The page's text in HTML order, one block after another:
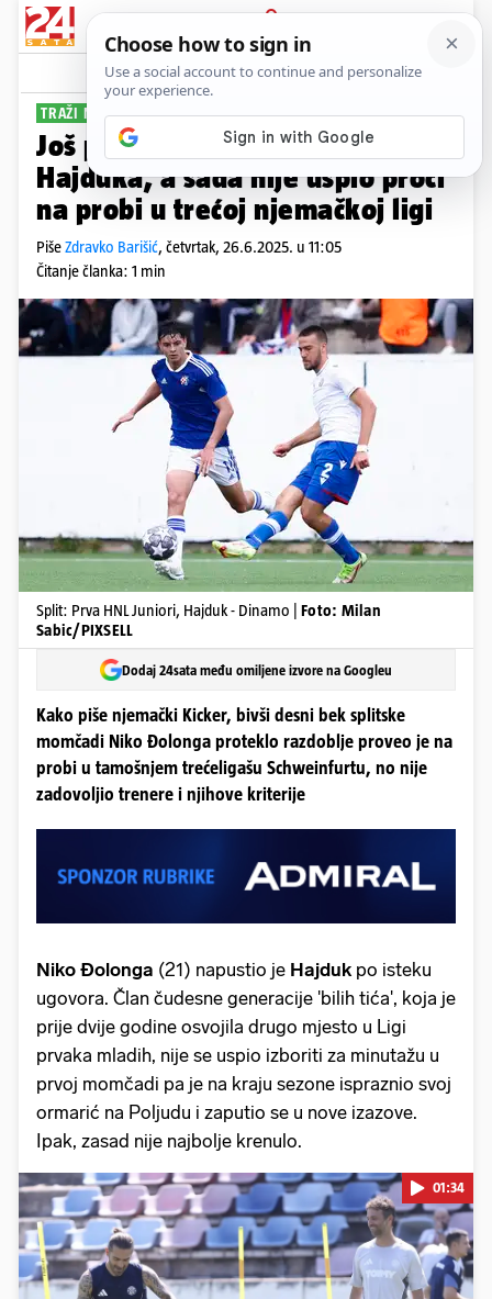
PRIJAVA
Sport Komentari
TRAŽI NOVI KLUB
Još prošle sezone bio je član
Hajduka, a sada nije uspio proći
na probi u trećoj njemačkoj ligi
PišeZdravko Barišić, četvrtak, 26.6.2025. u 11:05
Čitanje članka: 1 min
Split: Prva HNL Juniori, Hajduk - Dinamo | Foto: Milan
Sabic/PIXSELL
Dodaj 24sata među omiljene izvore na Googleu
Kako piše njemački Kicker, bivši desni bek splitske
momčadi Niko Đolonga proteklo razdoblje proveo je na
probi u tamošnjem trećeligašu Schweinfurtu, no nije
zadovoljio trenere i njihove kriterije
Niko Đolonga (21) napustio je Hajduk po isteku
ugovora. Član čudesne generacije 'bilih tića', koja je
prije dvije godine osvojila drugo mjesto u Ligi
prvaka mladih, nije se uspio izboriti za minutažu u
prvoj momčadi pa je na kraju sezone ispraznio svoj
ormarić na Poljudu i zaputio se u nove izazove.
Ipak, zasad nije najbolje krenulo.
01:34